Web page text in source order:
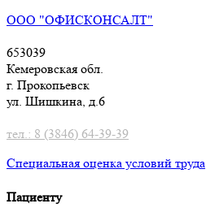
ООО "ОФИСКОНСАЛТ"
653039
Кемеровская обл.
г. Прокопьевск
ул. Шишкина, д.6
тел.: 8 (3846) 64-39-39
Специальная оценка условий труда
Пациенту